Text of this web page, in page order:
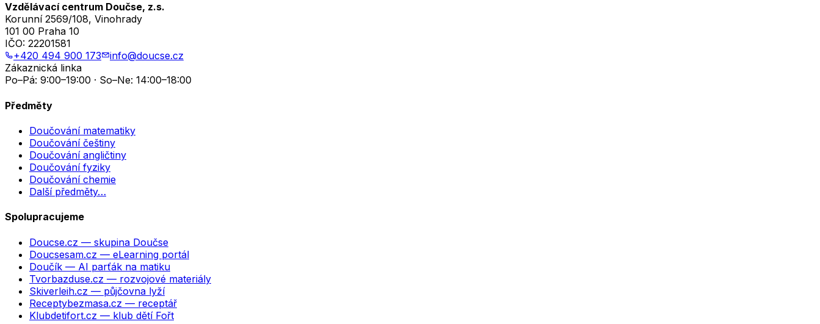
Vzdělávací centrum Doučse, z.s.
Korunní 2569/108, Vinohrady
101 00 Praha 10
IČO: 22201581
+420 494 900 173
info@doucse.cz
Zákaznická linka
Po–Pá: 9:00–19:00 · So–Ne: 14:00–18:00
Předměty
Doučování matematiky
Doučování češtiny
Doučování angličtiny
Doučování fyziky
Doučování chemie
Další předměty…
Spolupracujeme
Doucse.cz — skupina Doučse
Doucsesam.cz — eLearning portál
Doučík — AI parťák na matiku
Tvorbazduse.cz — rozvojové materiály
Skiverleih.cz — půjčovna lyží
Receptybezmasa.cz — receptář
Klubdetifort.cz — klub dětí Fořt